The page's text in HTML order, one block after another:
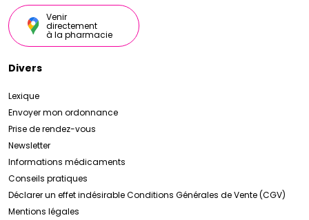
Venir
directement
à la pharmacie
Divers
Lexique
Envoyer mon ordonnance
Prise de rendez-vous
Newsletter
Informations médicaments
Conseils pratiques
Déclarer un effet indésirableConditions Générales de Vente (CGV)
Mentions légales